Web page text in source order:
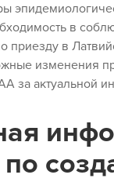
в
приезду в
изменения
за актуальной